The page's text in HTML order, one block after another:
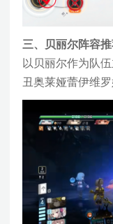
三、贝丽尔阵容
以贝丽尔作为队
丑奥莱娅蕾伊维罗